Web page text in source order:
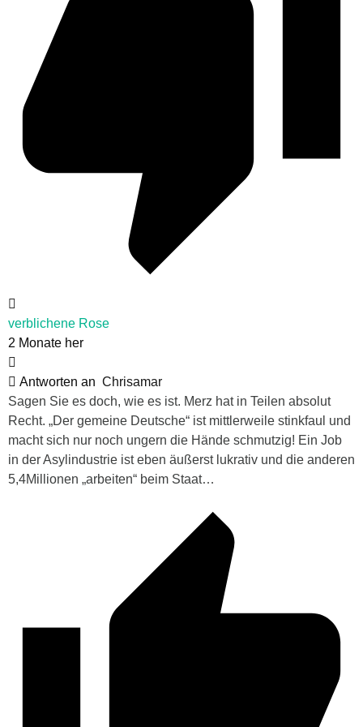
verblichene Rose
2 Monate her
Antworten an Chrisamar
Sagen Sie es doch, wie es ist. Merz hat in Teilen absolut
Recht. „Der gemeine Deutsche“ ist mittlerweile stinkfaul und
macht sich nur noch ungern die Hände schmutzig! Ein Job
in der Asylindustrie ist eben äußerst lukrativ und die anderen
5,4Millionen „arbeiten“ beim Staat…